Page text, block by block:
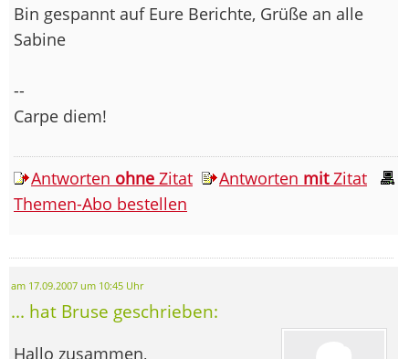
Bin gespannt auf Eure Berichte, Grüße an alle
Sabine
--
Carpe diem!
Antworten ohne Zitat Antworten mitZitat
Themen-Abo bestellen
am 17.09.2007 um 10:45 Uhr
... hat Bruse geschrieben:
Hallo zusammen,